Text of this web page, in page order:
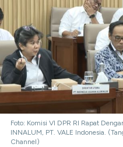
Foto: Komisi VI DPR RI Rapat
INNALUM, PT. VALE Indonesia.
Channel)